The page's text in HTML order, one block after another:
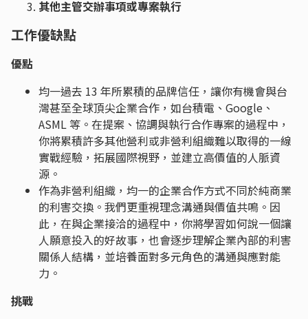
其他主管交辦事項或專案執行
工作優缺點
優點
均一過去 13 年所累積的品牌信任，讓你有機會與台
灣甚至全球頂尖企業合作，如台積電、Google、
ASML 等。在提案、協調與執行合作專案的過程中，
你將累積許多其他營利或非營利組織難以取得的一線
實戰經驗，拓展國際視野，並建立高價值的人脈資
源。
作為非營利組織，均一的企業合作方式不同於純商業
的利害交換。我們更重視理念溝通與價值共鳴。因
此，在與企業接洽的過程中，你將學習如何說一個讓
人願意投入的好故事，也會逐步理解企業內部的利害
關係人結構，並培養面對多元角色的溝通與應對能
力。
挑戰